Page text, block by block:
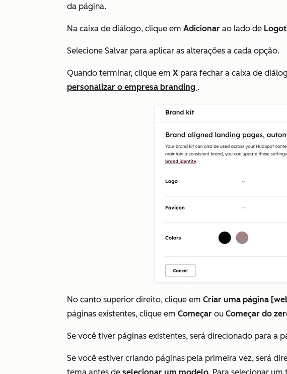
da página.
Na caixa de diálogo, clique em Adicionar ao lado de
Selecione Salvar para aplicar as alterações a cada opção.
Quando terminar, clique em X para fechar a caixa de
personalizar o empresa branding .
No canto superior direito, clique em Criar uma página
páginas existentes, clique em Começar ou Começar do
Se você tiver páginas existentes, será direcionado para a
Se você estiver criando páginas pela primeira vez, será